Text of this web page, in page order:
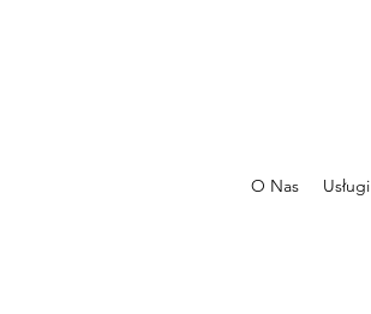
O Nas Usługi